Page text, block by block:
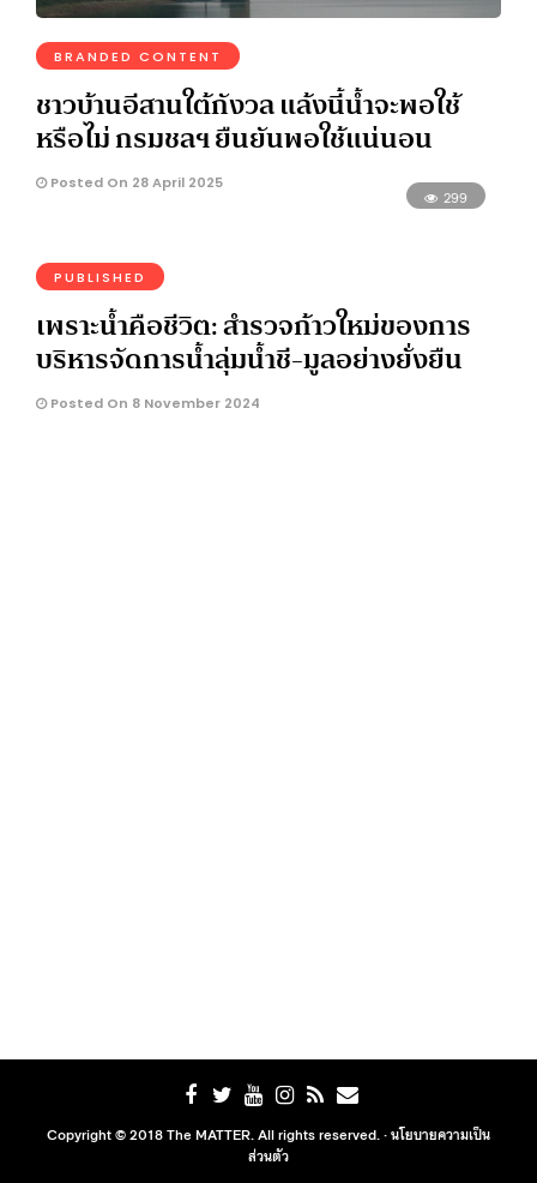
BRANDED CONTENT
ชาวบ้านอีสานใต้กังวล แล้งนี้น้ำจะพอใช้
หรือไม่ กรมชลฯ ยืนยันพอใช้แน่นอน
Posted On 28 April 2025
299
PUBLISHED
เพราะน้ำคือชีวิต: สำรวจก้าวใหม่ของการ
บริหารจัดการน้ำลุ่มน้ำชี-มูลอย่างยั่งยืน
Posted On 8 November 2024
Copyright © 2018 The MATTER. All rights reserved. ·นโยบายความเป็น
ส่วนตัว